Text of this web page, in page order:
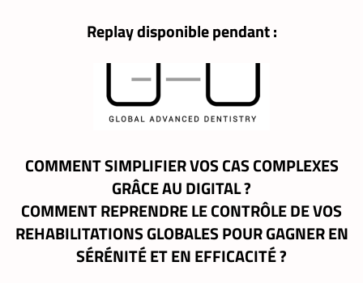
Replay disponible pendant :
COMMENT SIMPLIFIER VOS CAS COMPLEXES
GRÂCE AU DIGITAL ?
COMMENT REPRENDRE LE CONTRÔLE DE VOS
REHABILITATIONS GLOBALES POUR GAGNER EN
SÉRÉNITÉ ET EN EFFICACITÉ ?